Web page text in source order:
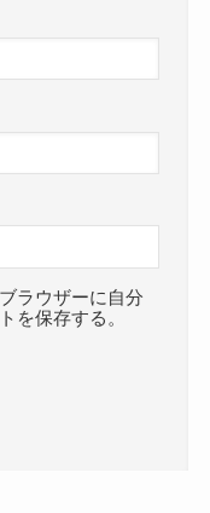
ラウザーに自分
を保存する。